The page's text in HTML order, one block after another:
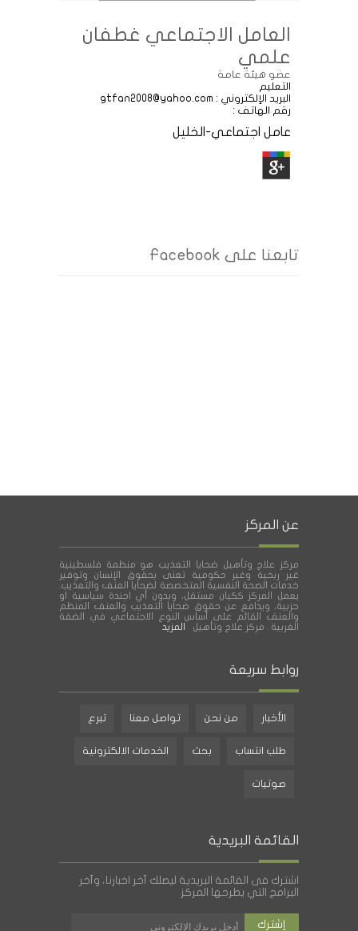
العامل الاجتماعي غطفان
علمي
عضو هيئة عامة
التعليم
البريد الإلكتروني : gtfan2008@yahoo.com
رقم الهاتف :
عامل اجتماعي-الخليل
تابعنا على Facebook
عن المركز
مركز علاج وتأهيل ضحايا التعذيب هو منظمة فلسطينية
غير ربحية وغير حكومية تعنى بحقوق الإنسان وتوفير
خدمات الصحة النفسية المتخصصة لضحايا العنف والتعذيب.
يعمل المركز ككيان مستقل، وبدون أي اجندة سياسية او
حزبية، ويدافع عن حقوق ضحايا التعذيب والعنف المنظم
والعنف القائم على أساس النوع الاجتماعي في الضفة
الغربية . مركز علاج وتأهيل
المزيد
روابط سريعة
الأخبار من نحن تواصل معنا تبرع
طلب انتساب بحث الخدمات الالكترونية
صوتيات
القائمة البريدية
اشترك فى القائمة البريدية ليصلك آخر اخبارنا، وآخر
البرامج التي يطرحها المركز